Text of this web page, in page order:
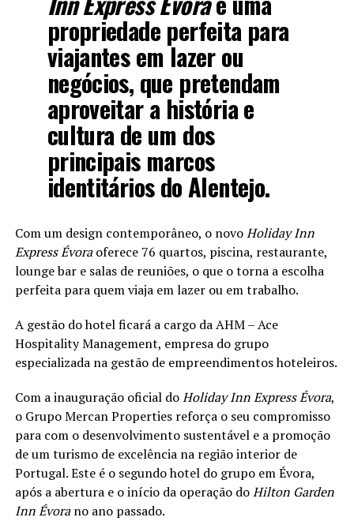
propriedade perfeita para
viajantes em lazer ou
negócios, que pretendam
aproveitar a história e
cultura de um dos
principais marcos
identitários do Alentejo.
Com um design contemporâneo, o novoHoliday Inn
Express Évoraoferece 76 quartos, piscina, restaurante,
lounge bar e salas de reuniões, o que o torna a escolha
perfeita para quem viaja em lazer ou em trabalho.
A gestão do hotel ficará a cargo da AHM – Ace
Hospitality Management, empresa do grupo
especializada na gestão de empreendimentos hoteleiros.
Com a inauguração oficial doHoliday Inn Express Évora,
o Grupo Mercan Properties reforça o seu compromisso
para com o desenvolvimento sustentável e a promoção
de um turismo de excelência na região interior de
Portugal. Este é o segundo hotel do grupo em Évora,
após a abertura e o início da operação doHilton Garden
Inn Évorano ano passado.